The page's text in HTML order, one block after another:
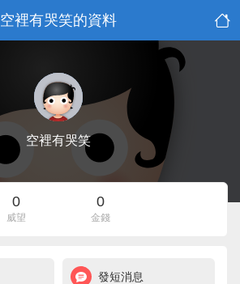
空裡有哭笑的資料
空裡有哭笑
0
威望
0
金錢
發短消息